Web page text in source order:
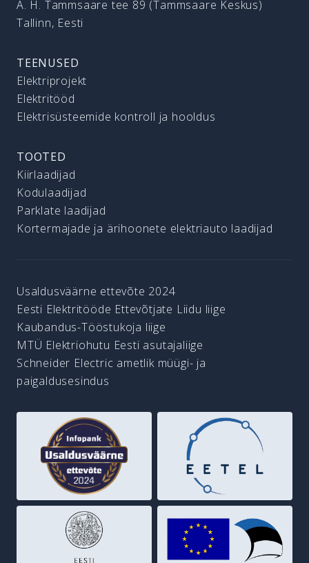
A. H. Tammsaare tee 89 (Tammsaare Keskus)
Tallinn, Eesti
TEENUSED
Elektriprojekt
Elektritööd
Elektrisüsteemide kontroll ja hooldus
TOOTED
Kiirlaadijad
Kodulaadijad
Parklate laadijad
Kortermajade ja ärihoonete elektriauto laadijad
Usaldusväärne ettevõte 2024
Eesti Elektritööde Ettevõtjate Liidu liige
Kaubandus-Tööstukoja liige
MTÜ Elektriohutu Eesti asutajaliige
Schneider Electric ametlik müügi- ja
paigaldusesindus